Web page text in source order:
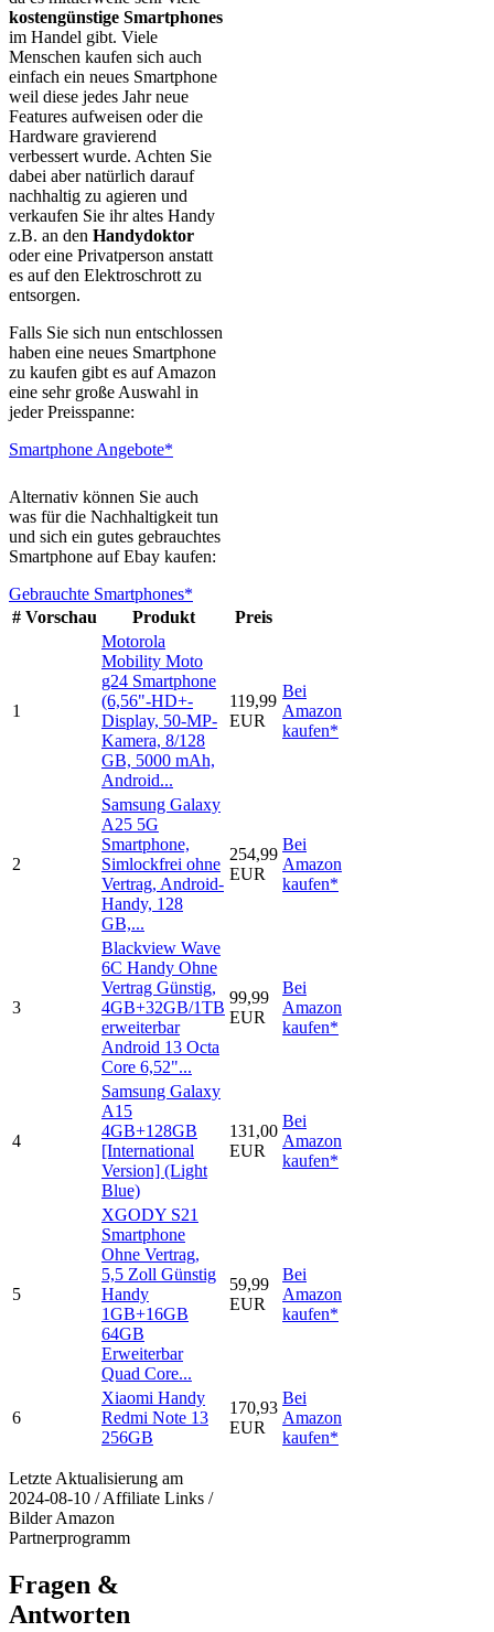
kostengünstige Smartphones
im Handel gibt. Viele
Menschen kaufen sich auch
einfach ein neues Smartphone
weil diese jedes Jahr neue
Features aufweisen oder die
Hardware gravierend
verbessert wurde. Achten Sie
dabei aber natürlich darauf
nachhaltig zu agieren und
verkaufen Sie ihr altes Handy
z.B. an den Handydoktor
oder eine Privatperson anstatt
es auf den Elektroschrott zu
entsorgen.
Falls Sie sich nun entschlossen
haben eine neues Smartphone
zu kaufen gibt es auf Amazon
eine sehr große Auswahl in
jeder Preisspanne:
Smartphone Angebote*
Alternativ können Sie auch
was für die Nachhaltigkeit tun
und sich ein gutes gebrauchtes
Smartphone auf Ebay kaufen:
Gebrauchte Smartphones*
# Vorschau Produkt Preis
1
Motorola
Mobility Moto
g24 Smartphone
(6,56"-HD+-
Display, 50-MP-
Kamera, 8/128
GB, 5000 mAh,
Android...
119,99
EUR
Bei
Amazon
kaufen*
2
Samsung Galaxy
A25 5G
Smartphone,
Simlockfrei ohne
Vertrag, Android-
Handy, 128
GB,...
254,99
EUR
Bei
Amazon
kaufen*
3
Blackview Wave
6C Handy Ohne
Vertrag Günstig,
4GB+32GB/1TB
erweiterbar
Android 13 Octa
Core 6,52"...
99,99
EUR
Bei
Amazon
kaufen*
4
Samsung Galaxy
A15
4GB+128GB
[International
Version] (Light
Blue)
131,00
EUR
Bei
Amazon
kaufen*
5
XGODY S21
Smartphone
Ohne Vertrag,
5,5 Zoll Günstig
Handy
1GB+16GB
64GB
Erweiterbar
Quad Core...
59,99
EUR
Bei
Amazon
kaufen*
6
Xiaomi Handy
Redmi Note 13
256GB
170,93
EUR
Bei
Amazon
kaufen*
Letzte Aktualisierung am
2024-08-10 / Affiliate Links /
Bilder Amazon
Partnerprogramm
Fragen &
Antworten